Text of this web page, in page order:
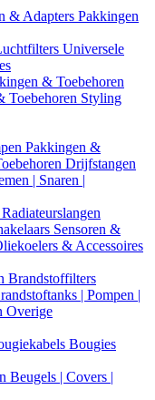
& Adapters Pakkingen
Universele
& Toebehoren
Toebehoren Styling
Pakkingen &
Drijfstangen
| Snaren |
Radiateurslangen
Sensoren &
& Accessoires
Brandstoffilters
| Pompen |
Overige
Bougies
Beugels | Covers |